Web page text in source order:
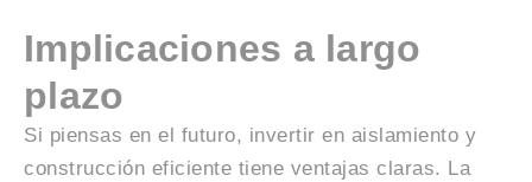
Implicaciones a largo
plazo
Si piensas en el futuro, invertir en aislamiento y
construcción eficiente tiene ventajas claras. La